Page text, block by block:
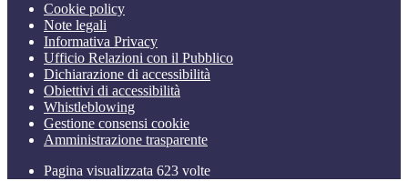
Cookie policy
Note legali
Informativa Privacy
Ufficio Relazioni con il Pubblico
Dichiarazione di accessibilità
Obiettivi di accessibilità
Whistleblowing
Gestione consensi cookie
Amministrazione trasparente
Pagina visualizzata 623 volte